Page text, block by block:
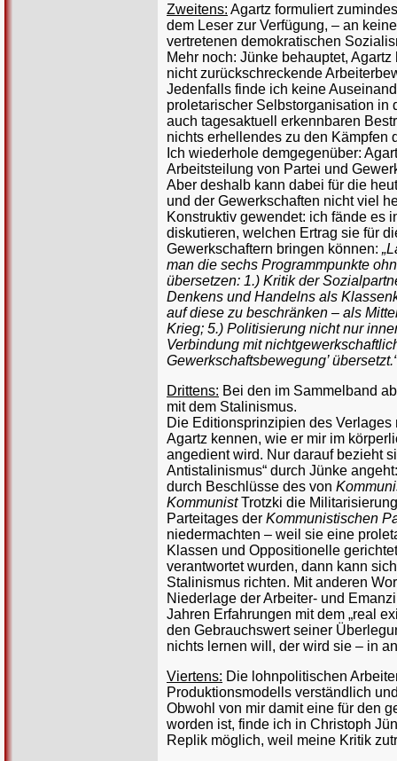
Zweitens: Agartz formuliert
dem Leser zur Verfügung, – an
vertretenen demokratischen
Mehr noch: Jünke behauptet,
nicht zurückschreckende
Jedenfalls finde ich keine
proletarischer Selbstorganisation in
auch tagesaktuell erkennbaren
nichts erhellendes zu den Kämpfen
Ich wiederhole demgegenüber:
Arbeitsteilung von Partei und
Aber deshalb kann dabei für die
und der Gewerkschaften nicht viel
Konstruktiv gewendet: ich fände es
diskutieren, welchen Ertrag sie für
Gewerkschaftern bringen können:
man die sechs Programmpunkte
übersetzen: 1.) Kritik der
Denkens und Handelns als
auf diese zu beschränken – als
Krieg; 5.) Politisierung nicht nur
Verbindung mit
Gewerkschaftsbewegung’ übersetzt.“
Drittens: Bei den im Sammelband
mit dem Stalinismus.
Die Editionsprinzipien des
Agartz kennen, wie er mir im
angedient wird. Nur darauf bezieht
Antistalinismus“ durch Jünke
durch Beschlüsse des von
KommunistTrotzki die
Parteitages der Kommunistischen
niedermachten – weil sie eine
Klassen und Oppositionelle
verantwortet wurden, dann kann
Stalinismus richten. Mit anderen
Niederlage der Arbeiter- und
Jahren Erfahrungen mit dem „real
den Gebrauchswert seiner
nichts lernen will, der wird sie – in
Viertens: Die lohnpolitischen
Produktionsmodells verständlich
Obwohl von mir damit eine für den
worden ist, finde ich in Christoph
Replik möglich, weil meine Kritik